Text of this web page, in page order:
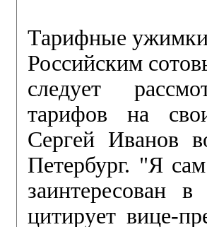
Тарифные
Российским
следует
тарифов на
Сергей Иванов
Петербург. "Я
заинтересован
цитирует вице-